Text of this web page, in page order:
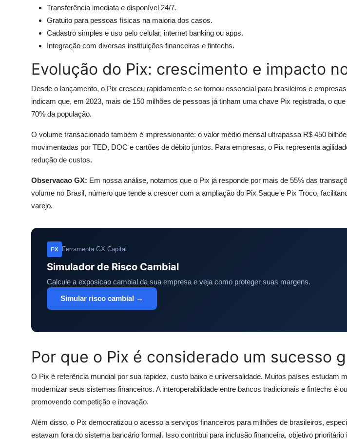
Transferência imediata e disponível 24/7.
Gratuito para pessoas físicas na maioria dos casos.
Cadastro simples e uso pelo celular, internet banking ou apps.
Integração com diversas instituições financeiras e fintechs.
Evolução do Pix: crescimento e impacto
Desde o lançamento, o Pix cresceu rapidamente e se tornou essencial para brasileiros e
indicam que, em 2023, mais de 150 milhões de pessoas já tinham uma chave Pix registrada, o
70% da população.
O volume transacionado também é impressionante: o valor médio mensal ultrapassa R$ 450
movimentadas por TED, DOC e cartões de débito juntos. Para empresas, o Pix representa
redução de custos.
Observacao GX: Em nossa análise, notamos que o Pix já responde por mais de 55% das
volume no Brasil, número que tende a crescer com a ampliação do Pix Saque e Pix Troco,
varejo.
FX Ferramenta GX Capital
Simulador de Risco Cambial
Calcule a exposicao cambial da sua empresa e veja como proteger suas margens.
Simular risco cambial →
Por que o Pix é considerado um sucesso
O Pix é referência mundial por sua rapidez, custo baixo e universalidade. Muitos países estudam
modernizar seus sistemas financeiros. A interoperabilidade entre bancos tradicionais e fintechs é
promovendo competição e inovação.
Além disso, o Pix democratizou o acesso a serviços financeiros para milhões de brasileiros,
estavam fora do sistema bancário formal. Isso contribui para inclusão financeira, objetivo prioritário